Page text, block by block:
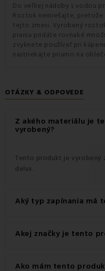
Do veľkej nádoby s vodou
Roztok nemiešajte,
tejto zmesi. Vyrobený
prania pridáte rovnaké
zvyknete používať pri
nastriekajte priamo na
OTÁZKY & ODPOVEDE
Z akého materiálu je
vyrobený?
Tento produkt je vyrobený
delux.
Aký typ zapínania má
Tento produkt má praktické
Akej značky je tento
Ide o autentický produkt
Ako mám tento